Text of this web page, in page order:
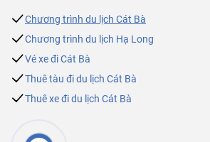
Chương trình du lịch Cát Bà
Chương trình du lịch Hạ Long
Vé xe đi Cát Bà
Thuê tàu đi du lịch Cát Bà
Thuê xe đi du lịch Cát Bà